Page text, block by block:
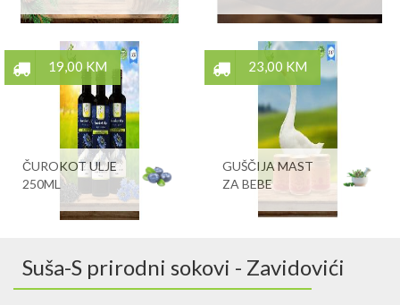
19,00 KM
ČUROKOT ULJE
250ML
23,00 KM
GUŠČIJA MAST
ZA BEBE
Suša-S prirodni sokovi - Zavidovići